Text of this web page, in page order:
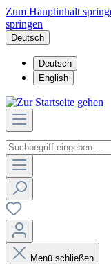
Zum Hauptinhalt
springen
Deutsch
Deutsch
English
Menü schließen